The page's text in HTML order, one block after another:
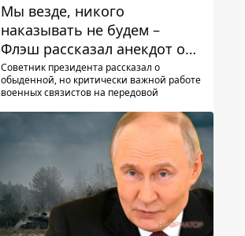
Мы везде, никого
наказывать не будем –
Флэш рассказал анекдот о
незаменимой работе
связистов на фронте
Советник президента рассказал о
обыденной, но критически важной работе
военных связистов на передовой